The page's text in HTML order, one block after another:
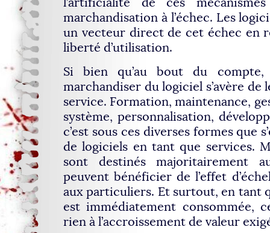
marchandisation à l’échec. Les
un vecteur direct de cet échec en
liberté d’utilisation.
Si bien qu’au bout du
marchandiser du logiciel s’avère de
service. Formation, maintenance,
système, personnalisation,
c’est sous ces diverses formes que
de logiciels en tant que services.
sont destinés majoritairement
peuvent bénéficier de l’effet
aux particuliers. Et surtout, en tant
est immédiatement consommée,
rien à l’accroissement de valeur